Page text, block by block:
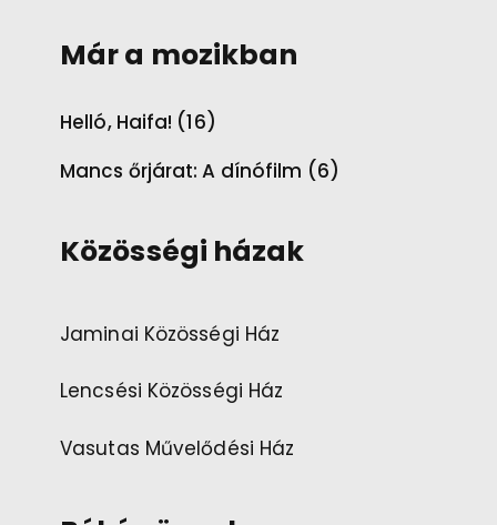
Már a mozikban
Helló, Haifa! (16)
Mancs őrjárat: A dínófilm (6)
Közösségi házak
Jaminai Közösségi Ház
Lencsési Közösségi Ház
Vasutas Művelődési Ház